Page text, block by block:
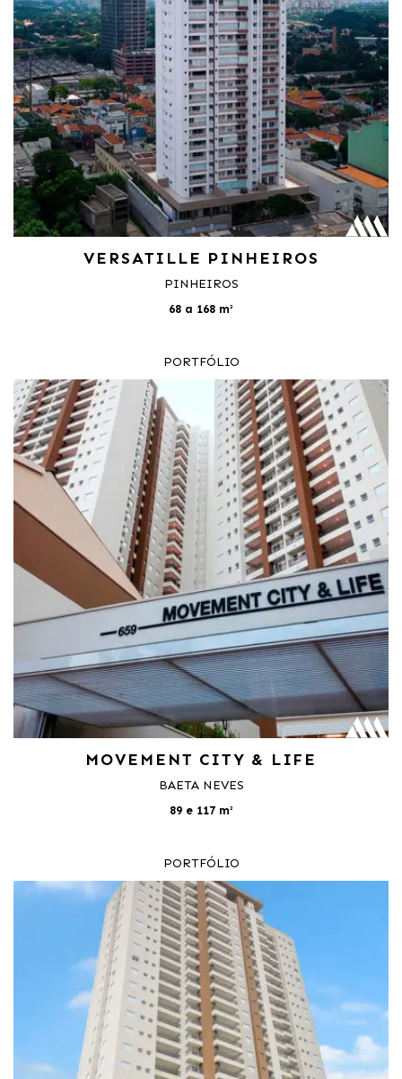
VERSATILLE PINHEIROS
PINHEIROS
68 a 168 m²
PORTFÓLIO
MOVEMENT CITY & LIFE
BAETA NEVES
89 e 117 m²
PORTFÓLIO